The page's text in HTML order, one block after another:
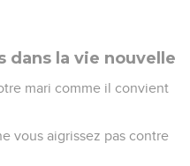
dans la vie nouvelle
mari comme il convient
vous aigrissez pas contre